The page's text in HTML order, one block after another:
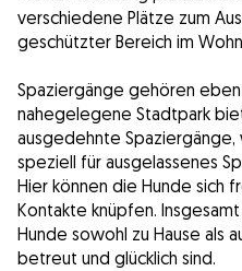
verschiedene Plätze zum
geschützter Bereich im
Spaziergänge gehören
nahegelegene Stadtpark
ausgedehnte
speziell für ausgelassenes
Hier können die Hunde sich
Kontakte knüpfen.
Hunde sowohl zu Hause als
betreut und glücklich sind.